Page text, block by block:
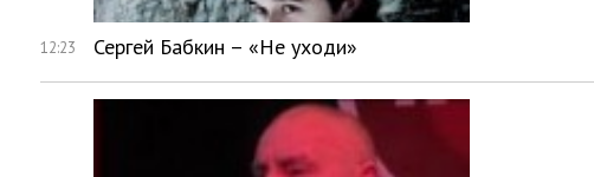
12:23 Сергей Бабкин – «Не уходи»